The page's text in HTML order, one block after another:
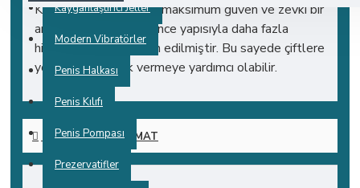
Kayganlaştırıcı Jeller
Modern Vibratörler
Penis Halkası
Penis Kılıfı
Penis Pompası
Prezervatifler
Kiss Prezervatifleri ile maksimum güven ve zevki bir
arada yaşayın. Ekstra ince yapısıyla daha fazla
hissetmeniz için dizayn edilmiştir. Bu sayede çiftlere
yoğun his ve zevk vermeye yardımcı olabilir.
KARGO VE TESLIMAT